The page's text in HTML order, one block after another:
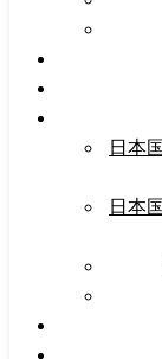
日本
日本